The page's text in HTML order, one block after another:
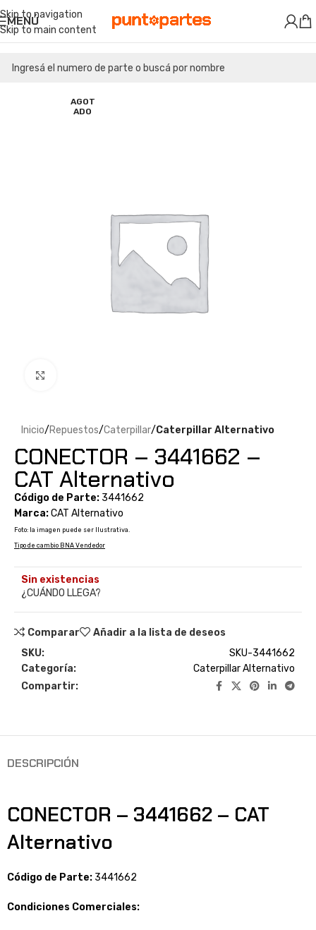
Skip to navigation
Skip to main content
MENÚ
AGOT
ADO
Inicio Repuestos Caterpillar Caterpillar Alternativo
CONECTOR – 3441662 –
CAT Alternativo
Código de Parte: 3441662
Marca:CAT Alternativo
Foto: la imagen puede ser Ilustrativa.
Tipo de cambio BNA Vendedor
Sin existencias
¿CUÁNDO LLEGA?
Comparar
Añadir a la lista de deseos
SKU:
SKU-3441662
Categoría:
Caterpillar Alternativo
Compartir:
DESCRIPCIÓN
CONECTOR – 3441662 – CAT
Alternativo
Código de Parte: 3441662
Condiciones Comerciales: